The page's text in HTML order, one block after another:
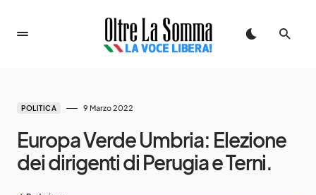
POLITICA 9 Marzo 2022
Europa Verde Umbria: Elezione
dei dirigenti di Perugia e Terni.